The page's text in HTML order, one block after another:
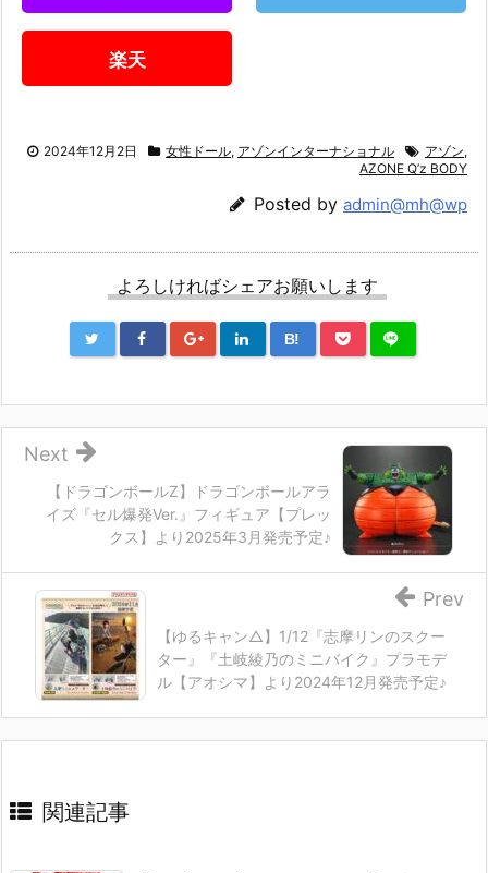
楽天
2024年12月2日 女性ドール, アゾンインターナショナル アゾン,
AZONE Q’z BODY
Posted by admin@mh@wp
よろしければシェアお願いします
B!
【ドラゴンボールZ】ドラゴンボールアラ
イズ『セル爆発Ver.』フィギュア【プレッ
クス】より2025年3月発売予定♪
Next
【ゆるキャン△】1/12『志摩リンのスクー
ター』『土岐綾乃のミニバイク』プラモデ
ル【アオシマ】より2024年12月発売予定♪
Prev
関連記事